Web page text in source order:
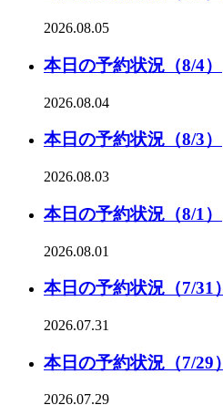
2026.08.05
本日の予約状況（8/4）
2026.08.04
本日の予約状況（8/3）
2026.08.03
本日の予約状況（8/1）
2026.08.01
本日の予約状況（7/31）
2026.07.31
本日の予約状況（7/29）
2026.07.29